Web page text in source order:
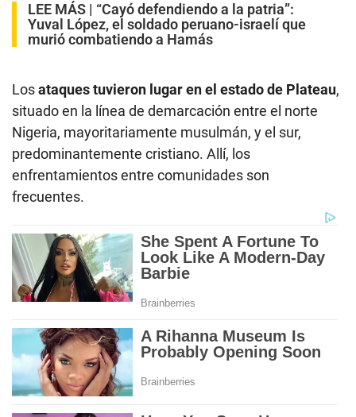
LEE MÁS | “Cayó defendiendo a la patria”:
Yuval López, el soldado peruano-israelí que
murió combatiendo a Hamás
Losataques tuvieron lugar en el estado de Plateau,
situado en la línea de demarcación entre el norte
Nigeria, mayoritariamente musulmán, y el sur,
predominantemente cristiano. Allí, los
enfrentamientos entre comunidades son
frecuentes.